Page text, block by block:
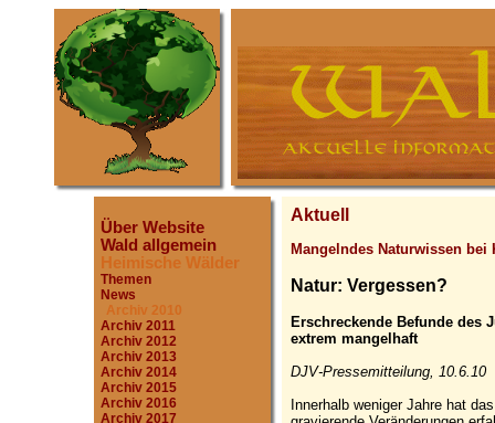
Über Website
Wald allgemein
Heimische Wälder
Themen
News
Archiv 2010
Archiv 2011
Archiv 2012
Archiv 2013
Archiv 2014
Archiv 2015
Archiv 2016
Archiv 2017
Aktuell
Mangelndes Naturwissen bei
Natur: Vergessen?
Erschreckende Befunde des
extrem mangelhaft
DJV-Pressemitteilung, 10.6.10
Innerhalb weniger Jahre hat